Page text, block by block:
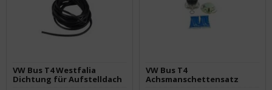
VW Bus T4 Westfalia
Dichtung für Aufstelldach
VW Bus T4
Achsmanschettensatz